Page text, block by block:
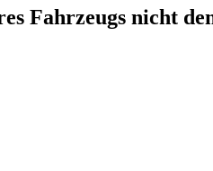
Fahrzeugs nicht